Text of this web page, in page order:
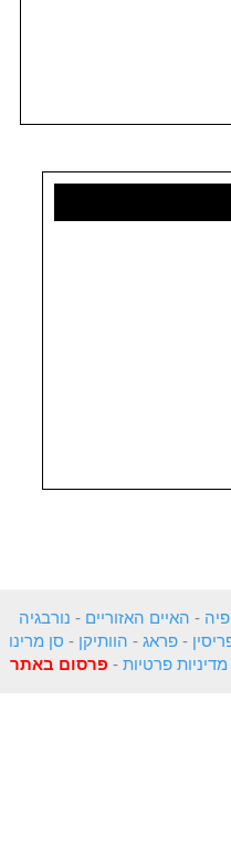
- האיים האזוריים - נורבגיה
-פראג - הוותיקן - סן מרינו
מדיניות פרטיות - פרסום באתר